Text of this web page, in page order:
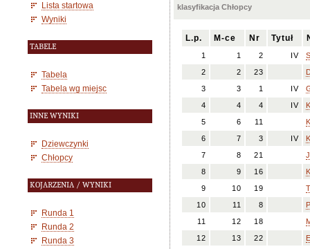
Lista startowa
Wyniki
TABELE
Tabela
Tabela wg miejsc
INNE WYNIKI
Dziewczynki
Chłopcy
KOJARZENIA / WYNIKI
Runda 1
Runda 2
Runda 3
klasyfikacja Chłopcy
L.p. M-ce Nr Tytuł
1 1 2 IV
2
2 23
3
3 1 IV
4
4 4 IV
5
6 11
6
7 3 IV
7
8 21
8
9 16
9
10 19
10
11 8
11
12 18
12
13 22